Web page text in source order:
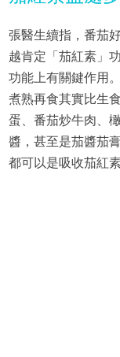
張醫生續指，番茄
越肯定「茄紅素」
功能上有關鍵作用
煮熟再食其實比生
蛋、番茄炒牛肉、
醬，甚至是茄醬茄
都可以是吸收茄紅